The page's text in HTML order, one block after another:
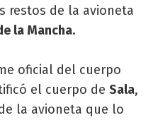
restos de la avioneta
la Mancha.
oficial del cuerpo
el cuerpo de Sala,
la avioneta que lo